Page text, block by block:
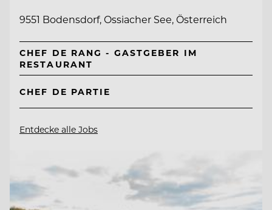
9551 Bodensdorf, Ossiacher See, Österreich
CHEF DE RANG - GASTGEBER IM
RESTAURANT
CHEF DE PARTIE
Entdecke alle Jobs